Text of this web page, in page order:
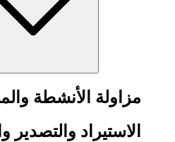
مزاولة الأنشطة
الاستيراد والتصدير